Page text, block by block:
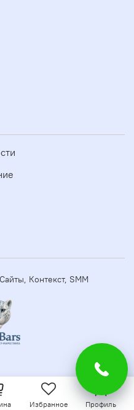
Контекст, SMM
Избранное Профиль